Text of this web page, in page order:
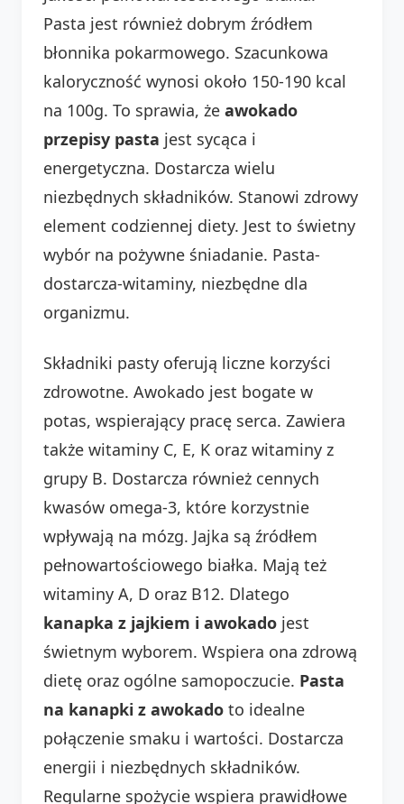
Pasta jest również dobrym źródłem
błonnika pokarmowego. Szacunkowa
kaloryczność wynosi około 150-190 kcal
na 100g. To sprawia, że awokado
przepisy pasta jest sycąca i
energetyczna. Dostarcza wielu
niezbędnych składników. Stanowi zdrowy
element codziennej diety. Jest to świetny
wybór na pożywne śniadanie. Pasta-
dostarcza-witaminy, niezbędne dla
organizmu.
Składniki pasty oferują liczne korzyści
zdrowotne. Awokado jest bogate w
potas, wspierający pracę serca. Zawiera
także witaminy C, E, K oraz witaminy z
grupy B. Dostarcza również cennych
kwasów omega-3, które korzystnie
wpływają na mózg. Jajka są źródłem
pełnowartościowego białka. Mają też
witaminy A, D oraz B12. Dlatego
kanapka z jajkiem i awokado jest
świetnym wyborem. Wspiera ona zdrową
dietę oraz ogólne samopoczucie. Pasta
na kanapki z awokado to idealne
połączenie smaku i wartości. Dostarcza
energii i niezbędnych składników.
Regularne spożycie wspiera prawidłowe